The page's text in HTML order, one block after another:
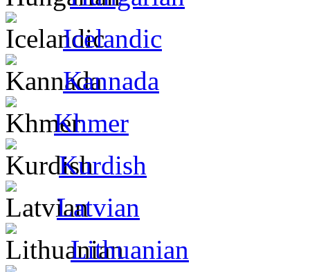
Icelandic
Kannada
Khmer
Kurdish
Latvian
Lithuanian